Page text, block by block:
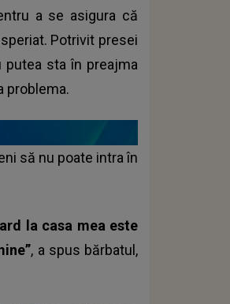
a se asigura că
Potrivit presei
sta în preajma
problema.
să nu poate intra în
la casa mea este
, a spus bărbatul,